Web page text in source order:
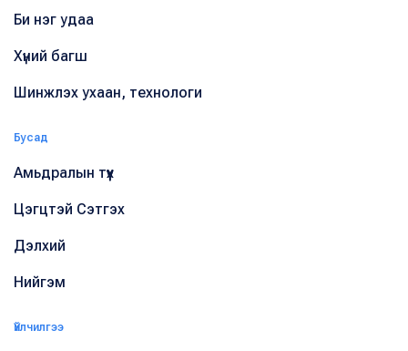
Би нэг удаа
Хүний багш
Шинжлэх ухаан, технологи
Бусад
Амьдралын түүх
Цэгцтэй Сэтгэх
Дэлхий
Нийгэм
Үйлчилгээ